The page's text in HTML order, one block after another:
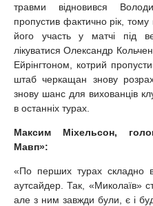
травми відновився
пропустив фактично рік,
його участь у матчі під
лікуватися Олександр
Ейрінгтоном, котрий
штаб черкащан знову
знову шанс для вихованців
в останніх турах.
Максим Міхельсон,
Мавп»:
«По перших турах складно
аутсайдер. Так, «Миколаїв»
але з ним завжди були, є і